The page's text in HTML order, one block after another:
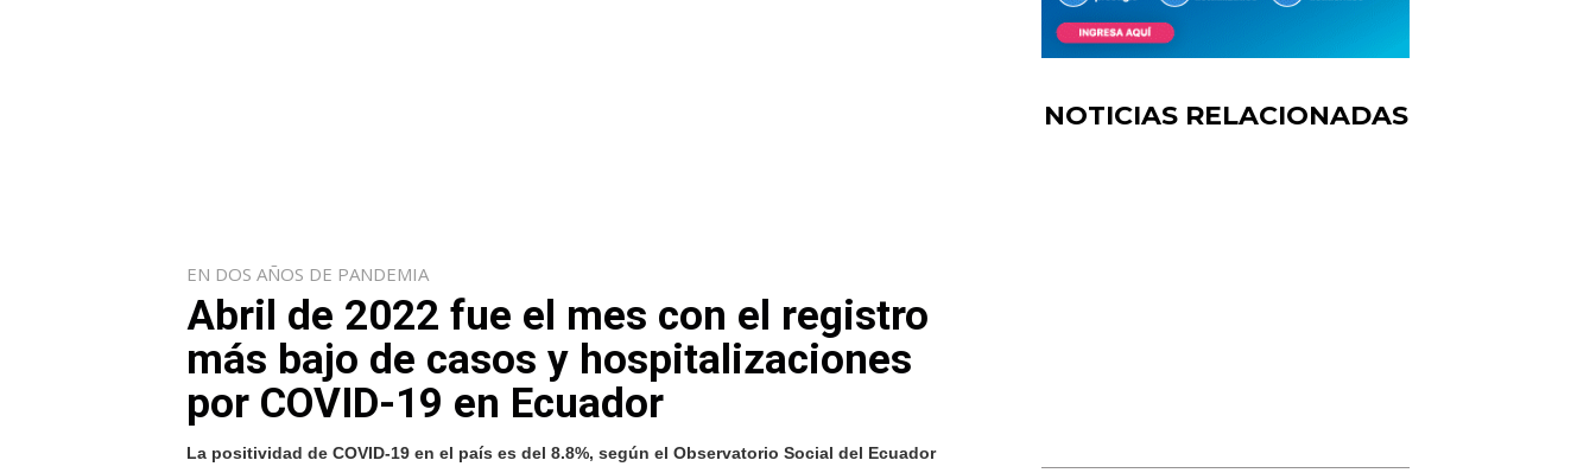
NOTICIAS RELACIONADAS
EN DOS AÑOS DE PANDEMIA
Abril de 2022 fue el mes con el registro
más bajo de casos y hospitalizaciones
por COVID-19 en Ecuador
La positividad de COVID-19 en el país es del 8.8%, según el Observatorio Social del Ecuador